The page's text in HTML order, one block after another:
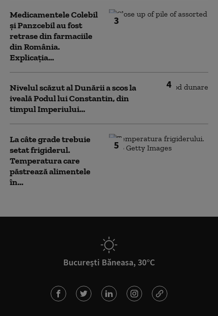
3
Medicamentele Colebil
și Panzcebil au fost
retrase din farmaciile
din România.
Explicația...
4
Nivelul scăzut al Dunării a scos la
iveală Podul lui Constantin, din
timpul Imperiului...
5
La câte grade trebuie
setat frigiderul.
Temperatura care
păstrează alimentele
în...
București Băneasa, 30°C